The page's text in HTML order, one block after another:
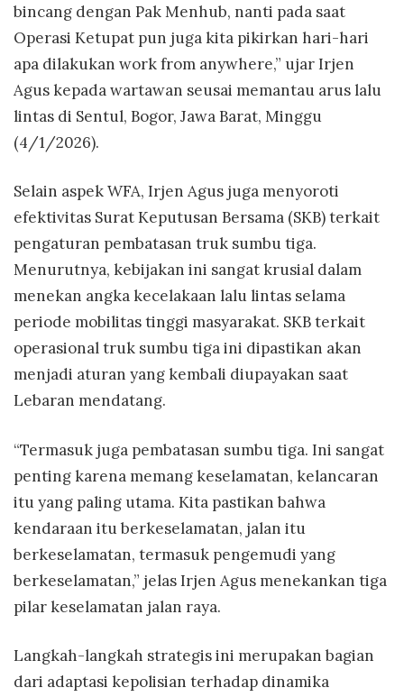
bincang dengan Pak Menhub, nanti pada saat
Operasi Ketupat pun juga kita pikirkan hari-hari
apa dilakukan work from anywhere,” ujar Irjen
Agus kepada wartawan seusai memantau arus lalu
lintas di Sentul, Bogor, Jawa Barat, Minggu
(4/1/2026).
Selain aspek WFA, Irjen Agus juga menyoroti
efektivitas Surat Keputusan Bersama (SKB) terkait
pengaturan pembatasan truk sumbu tiga.
Menurutnya, kebijakan ini sangat krusial dalam
menekan angka kecelakaan lalu lintas selama
periode mobilitas tinggi masyarakat. SKB terkait
operasional truk sumbu tiga ini dipastikan akan
menjadi aturan yang kembali diupayakan saat
Lebaran mendatang.
“Termasuk juga pembatasan sumbu tiga. Ini sangat
penting karena memang keselamatan, kelancaran
itu yang paling utama. Kita pastikan bahwa
kendaraan itu berkeselamatan, jalan itu
berkeselamatan, termasuk pengemudi yang
berkeselamatan,” jelas Irjen Agus menekankan tiga
pilar keselamatan jalan raya.
Langkah-langkah strategis ini merupakan bagian
dari adaptasi kepolisian terhadap dinamika